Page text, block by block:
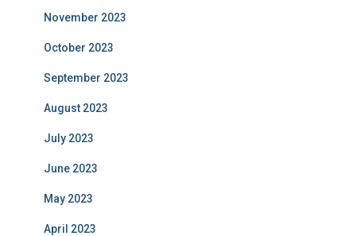
November 2023
October 2023
September 2023
August 2023
July 2023
June 2023
May 2023
April 2023